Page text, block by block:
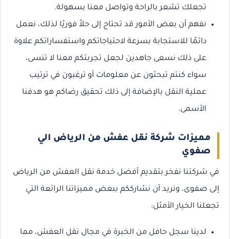
تجعلك تشعر بالراحة وتواصل معنا بسهولة.
نفهم أن بعض الأمور قد تحتاج إلى حلاً فوريًا لذلك، نعمل
دائمًا للاستجابة بسرعة لاحتياجاتكم واستفساراتكم علاوة
على ذلك نسعى جاهدين لجعل تجربتكم معنا لا تنسى،
سواء كنتم تبحثون عن معلومات أو ترغبون في ترتيب
عملية النقل بالإضافة إلى ذلك تحقيق رضاكم هو هدفنا
الأسمى.
مميزات شركة نقل عفش من الرياض الي
صفوي
في شركتنا نفخر بتقديم أفضل خدمة نقل العفش من الرياض
إلى صفوى، ونريد أن نشارككم ببعض مميزاتنا الرائعة التي
تجعلنا الخيار الأمثل:
لدينا سجل حافل من الخبرة في مجال نقل العفش، مما